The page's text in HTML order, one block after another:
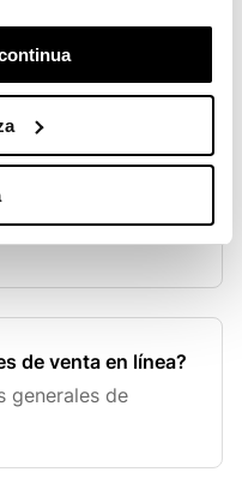
puedes guardar
y comprarlos
a su lista de
en la hoja de
al carrito. Ver
de venta en línea?
generales de